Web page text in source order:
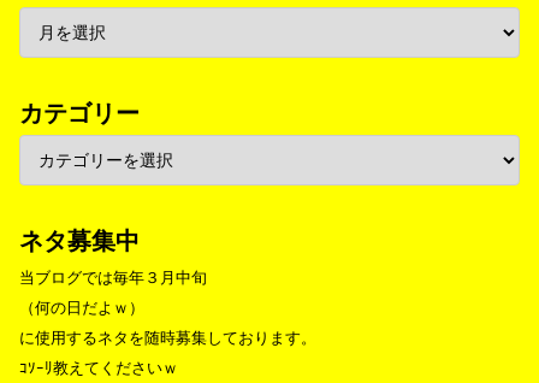
カテゴリー
ネタ募集中
当ブログでは毎年３月中旬
（何の日だよｗ）
に使用するネタを随時募集しております。
ｺｿｰﾘ教えてくださいｗ